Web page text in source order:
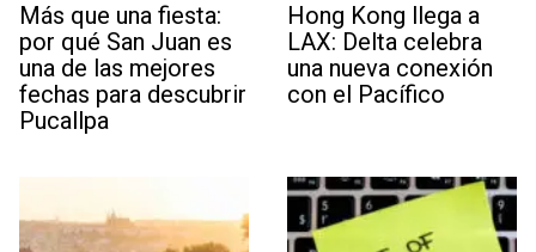
Más que una fiesta:
por qué San Juan es
una de las mejores
fechas para descubrir
Pucallpa
Hong Kong llega a
LAX: Delta celebra
una nueva conexión
con el Pacífico